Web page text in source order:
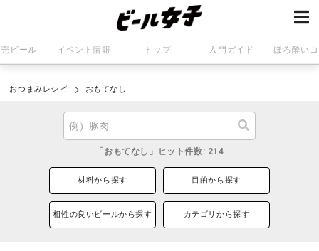
ビール イベント情報 トップ 入門ガイド ほろ酔い
おつまみレシピ おもてなし
「おもてなし」ヒット件数: 214
材料から探す 目的から探す
相性の良いビールから探す カテゴリから探す